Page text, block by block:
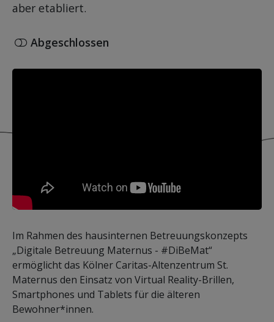
aber etabliert.
Abgeschlossen
Im Rahmen des hausinternen Betreuungskonzepts
„Digitale Betreuung Maternus - #DiBeMat“
ermöglicht das Kölner Caritas-Altenzentrum St.
Maternus den Einsatz von Virtual Reality-Brillen,
Smartphones und Tablets für die älteren
Bewohner*innen.